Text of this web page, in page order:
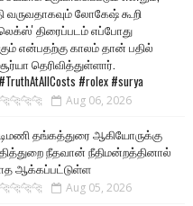
லோகேஷ் கூறி
திரைப்படம் எப்போது
என்பதற்கு காலம் தான் பதில்
தெரிவித்துள்ளார்.
#rolex #surya
Aug 06, 2026
தங்கத்துரை ஆகியோருக்கு
நீதவான் நீதிமன்றத்தினால்
ஆக்கப்பட்டுள்ள
Aug 05, 2026